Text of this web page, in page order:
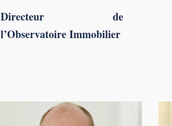
Directeur de
l’Observatoire Immobilier